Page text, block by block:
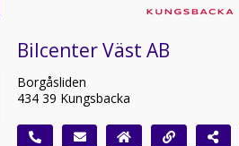
Bilcenter Väst AB
Borgåsliden
434 39 Kungsbacka